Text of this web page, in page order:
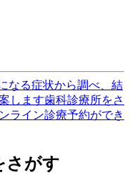
なる症状から調べ、結
します歯科診療所をさ
ライン診療予約ができ
さがす